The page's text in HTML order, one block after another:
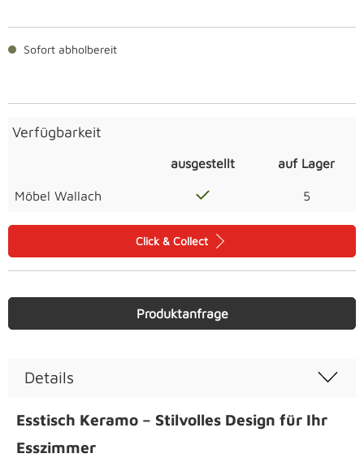
Sofort abholbereit
Verfügbarkeit
ausgestellt auf Lager
Möbel Wallach 5
Click & Collect
Produktanfrage
Details
Esstisch Keramo – Stilvolles Design für Ihr
Esszimmer